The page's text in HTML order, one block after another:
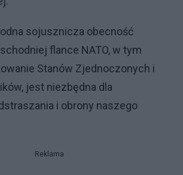
sojusznicza obecność
flance NATO, w tym
Stanów Zjednoczonych i
jest niezbędna dla
i obrony naszego
Reklama